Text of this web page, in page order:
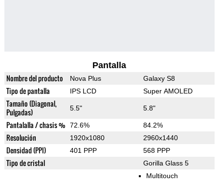
Pantalla
Nombre del producto Nova Plus Galaxy S8
Tipo de pantalla IPS LCD Super AMOLED
Tamaño (Diagonal,
Pulgadas)
5.5" 5.8"
Pantalalla / chasis % 72.6% 84.2%
Resolución 1920x1080 2960x1440
Densidad (PPI) 401 PPP 568 PPP
Tipo de cristal Gorilla Glass 5
Multitouch